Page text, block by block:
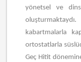
yönetsel ve
kabartmalarla
ortostatlarla
Geç Hitit